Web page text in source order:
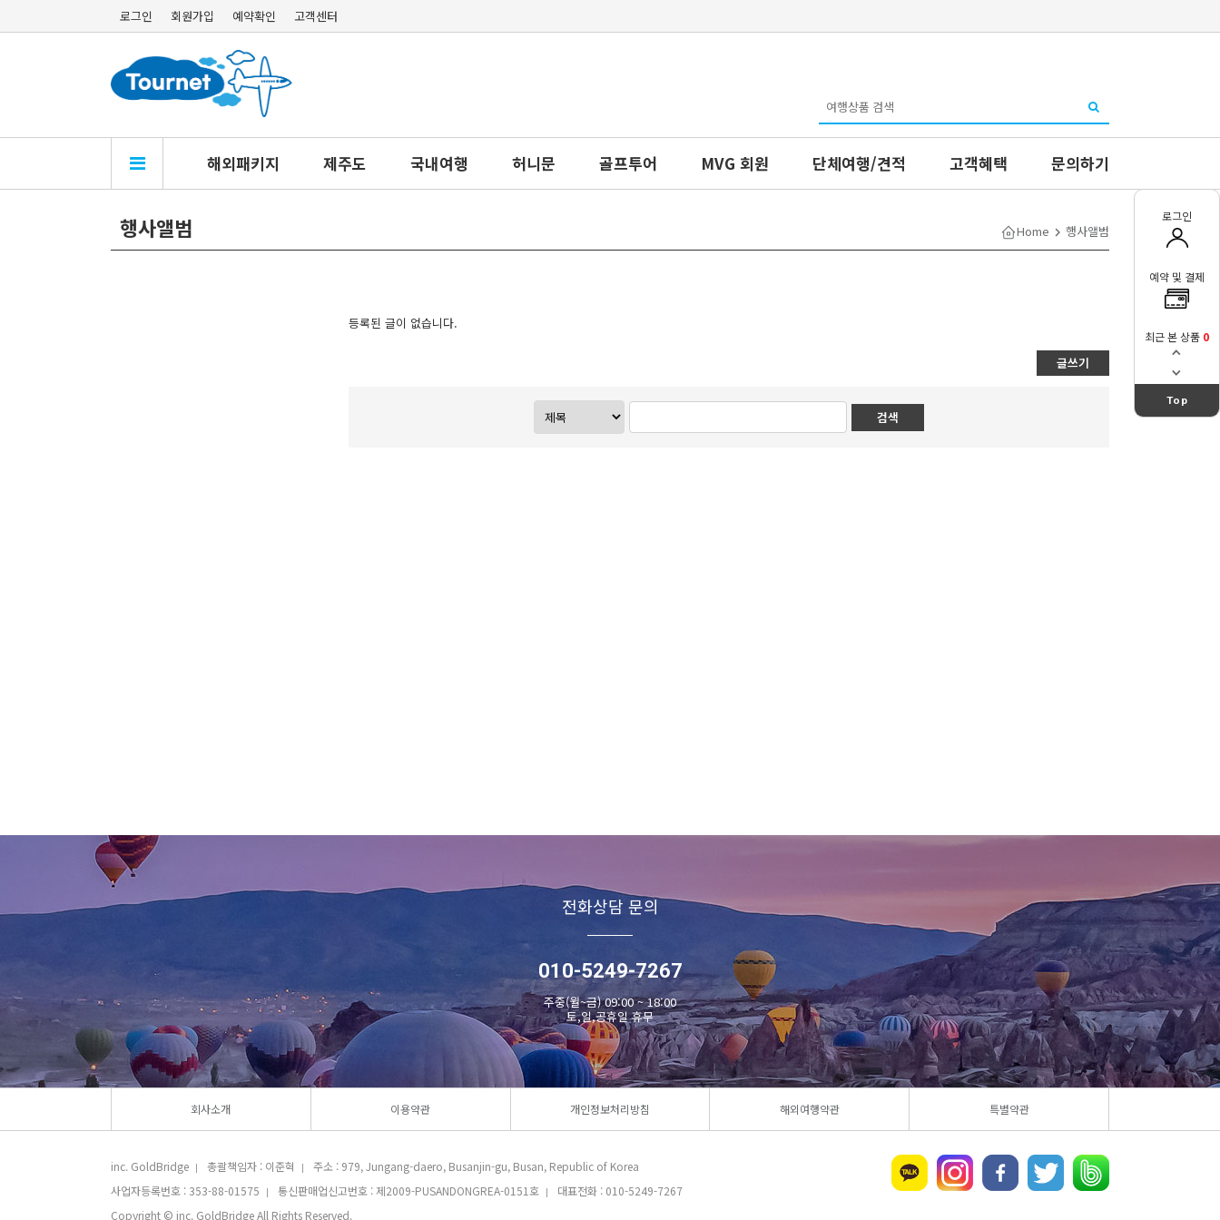
로그인 회원가입 예약확인 고객센터
해외패키지 제주도 국내여행 허니문 골프투어 MVG 회원 단체여행/견적 고객혜택 문의하기
행사앨범 Home 행사앨범
등록된 글이 없습니다.
글쓰기
로그인
예약 및 결제
최근 본 상품 0
Top
전화상담 문의
010-5249-7267
주중(월~금) 09:00 ~ 18:00
토,일,공휴일 휴무
회사소개 이용약관 개인정보처리방침 해외여행약관 특별약관
inc. GoldBridge | 총괄책임자 : 이준혁 |
주소 : 979, Jungang-daero, Busanjin-gu, Busan, Republic of Korea
사업자등록번호 : 353-88-01575
| 통신판매업신고번호 : 제2009-PUSANDONGREA-0151호 |
대표전화 : 010-5249-7267
Copyright © inc. GoldBridge All Rights Reserved.